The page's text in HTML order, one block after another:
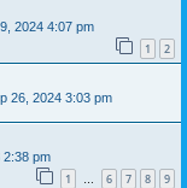
2024 4:07 pm
1 2
26, 2024 3:03 pm
2:38 pm
1 … 6 7 8 9